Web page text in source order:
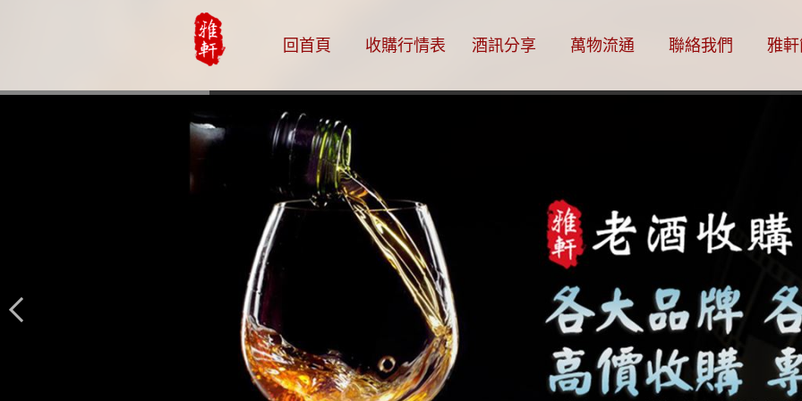
回首頁 收購行情表 酒訊分享 萬物流通 聯絡我們 雅